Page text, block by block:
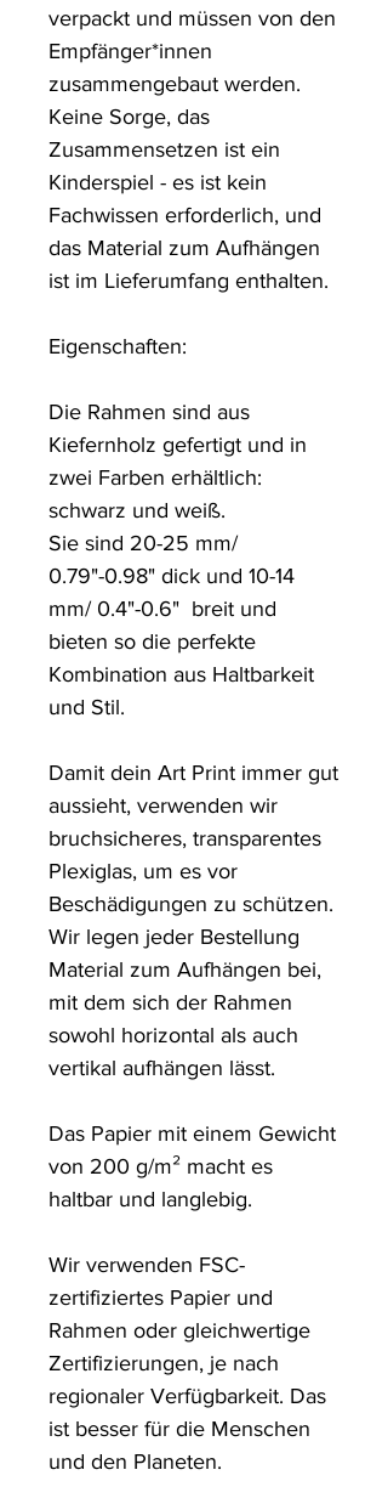
verpackt und müssen von den
Empfänger*innen
zusammengebaut werden.
Keine Sorge, das
Zusammensetzen ist ein
Kinderspiel - es ist kein
Fachwissen erforderlich, und
das Material zum Aufhängen
ist im Lieferumfang enthalten.
Eigenschaften:
Die Rahmen sind aus
Kiefernholz gefertigt und in
zwei Farben erhältlich:
schwarz und weiß.
Sie sind 20-25 mm/
0.79"-0.98" dick und 10-14
mm/ 0.4"-0.6"  breit und
bieten so die perfekte
Kombination aus Haltbarkeit
und Stil.
Damit dein Art Print immer gut
aussieht, verwenden wir
bruchsicheres, transparentes
Plexiglas, um es vor
Beschädigungen zu schützen.
Wir legen jeder Bestellung
Material zum Aufhängen bei,
mit dem sich der Rahmen
sowohl horizontal als auch
vertikal aufhängen lässt.
Das Papier mit einem Gewicht
von 200 g/m² macht es
haltbar und langlebig.
Wir verwenden FSC-
zertifiziertes Papier und
Rahmen oder gleichwertige
Zertifizierungen, je nach
regionaler Verfügbarkeit. Das
ist besser für die Menschen
und den Planeten.